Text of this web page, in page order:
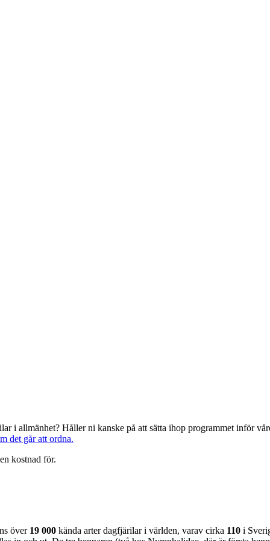
i allmänhet? Håller ni kanske på att sätta ihop programmet inför
det går att ordna.
kostnad för.
över 19 000 kända arter dagfjärilar i världen, varav cirka 110 i